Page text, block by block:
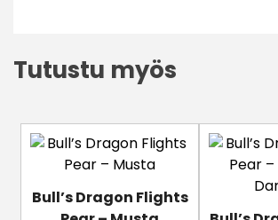
Tutustu myös
Bull’s Dragon Flights